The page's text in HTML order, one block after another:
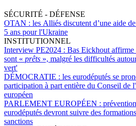
SÉCURITÉ - DÉFENSE
OTAN : les Alliés discutent d’une aide
5 ans pour l'Ukraine
INSTITUTIONNEL
Interview PE2024 : Bas Eickhout affirme
sont « prêts », malgré les difficultés
vert'
DÉMOCRATIE : les eurodéputés se
participation à part entière du Conseil de
européen
PARLEMENT EUROPÉEN :
eurodéputés devront suivre des
sanctions